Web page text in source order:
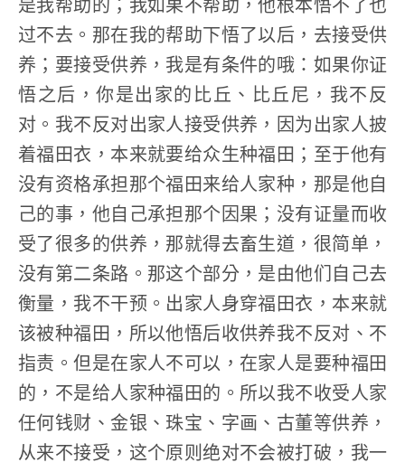
是我帮助的；我如果不帮助，他根本悟不了也
过不去。那在我的帮助下悟了以后，去接受供
养；要接受供养，我是有条件的哦：如果你证
悟之后，你是出家的比丘、比丘尼，我不反
对。我不反对出家人接受供养，因为出家人披
着福田衣，本来就要给众生种福田；至于他有
没有资格承担那个福田来给人家种，那是他自
己的事，他自己承担那个因果；没有证量而收
受了很多的供养，那就得去畜生道，很简单，
没有第二条路。那这个部分，是由他们自己去
衡量，我不干预。出家人身穿福田衣，本来就
该被种福田，所以他悟后收供养我不反对、不
指责。但是在家人不可以，在家人是要种福田
的，不是给人家种福田的。所以我不收受人家
任何钱财、金银、珠宝、字画、古董等供养，
从来不接受，这个原则绝对不会被打破，我一